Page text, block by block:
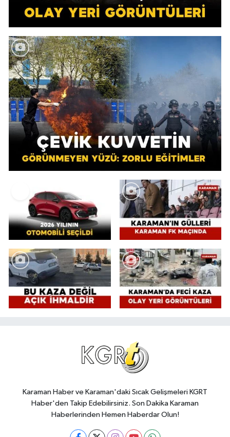
Karaman Haber ve Karaman'daki Sıcak Gelişmeleri KGRT
Haber'den Takip Edebilirsiniz. Son Dakika Karaman
Haberlerinden Hemen Haberdar Olun!